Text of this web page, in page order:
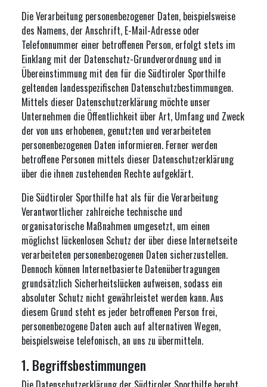
Die Verarbeitung personenbezogener Daten, beispielsweise
des Namens, der Anschrift, E-Mail-Adresse oder
Telefonnummer einer betroffenen Person, erfolgt stets im
Einklang mit der Datenschutz-Grundverordnung und in
Übereinstimmung mit den für die Südtiroler Sporthilfe
geltenden landesspezifischen Datenschutzbestimmungen.
Mittels dieser Datenschutzerklärung möchte unser
Unternehmen die Öffentlichkeit über Art, Umfang und Zweck
der von uns erhobenen, genutzten und verarbeiteten
personenbezogenen Daten informieren. Ferner werden
betroffene Personen mittels dieser Datenschutzerklärung
über die ihnen zustehenden Rechte aufgeklärt.
Die Südtiroler Sporthilfe hat als für die Verarbeitung
Verantwortlicher zahlreiche technische und
organisatorische Maßnahmen umgesetzt, um einen
möglichst lückenlosen Schutz der über diese Internetseite
verarbeiteten personenbezogenen Daten sicherzustellen.
Dennoch können Internetbasierte Datenübertragungen
grundsätzlich Sicherheitslücken aufweisen, sodass ein
absoluter Schutz nicht gewährleistet werden kann. Aus
diesem Grund steht es jeder betroffenen Person frei,
personenbezogene Daten auch auf alternativen Wegen,
beispielsweise telefonisch, an uns zu übermitteln.
1. Begriffsbestimmungen